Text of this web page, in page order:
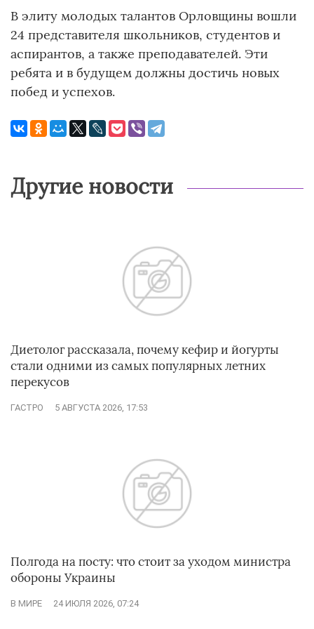
В элиту молодых талантов Орловщины вошли
24 представителя школьников, студентов и
аспирантов, а также преподавателей. Эти
ребята и в будущем должны достичь новых
побед и успехов.
Другие новости
Диетолог рассказала, почему кефир и йогурты
стали одними из самых популярных летних
перекусов
ГАСТРО 5 АВГУСТА 2026, 17:53
Полгода на посту: что стоит за уходом министра
обороны Украины
В МИРЕ 24 ИЮЛЯ 2026, 07:24